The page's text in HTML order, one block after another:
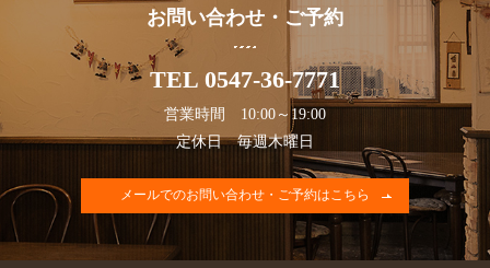
お問い合わせ・ご予約
TEL 0547-36-7771
営業時間 10:00～19:00
定休日 毎週木曜日
メールでのお問い合わせ・ご予約はこちら